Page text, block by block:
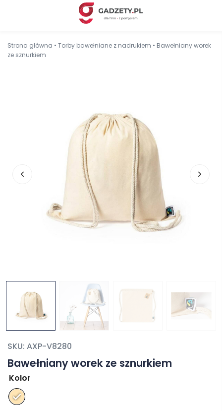
Strona główna • Torby bawełniane z nadrukiem • Bawełniany worek
ze sznurkiem
Bawełniany worek ze sznurkiem
SKU: AXP-V8280
Kolor